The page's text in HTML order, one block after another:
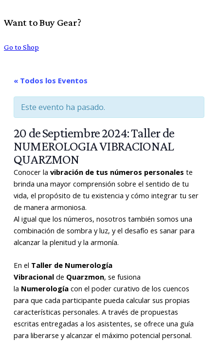
Want to Buy Gear?
Go to Shop
« Todos los Eventos
Este evento ha pasado.
20 de Septiembre 2024: Taller de
NUMEROLOGIA VIBRACIONAL
QUARZMON
Conocer la vibración de tus números personales te
brinda una mayor comprensión sobre el sentido de tu
vida, el propósito de tu existencia y cómo integrar tu ser
de manera armoniosa.
Al igual que los números, nosotros también somos una
combinación de sombra y luz, y el desafío es sanar para
alcanzar la plenitud y la armonía.
En el Taller de Numerología
Vibracional de Quarzmon, se fusiona
la Numerología con el poder curativo de los cuencos
para que cada participante pueda calcular sus propias
características personales. A través de propuestas
escritas entregadas a los asistentes, se ofrece una guía
para liberarse y alcanzar el máximo potencial personal.